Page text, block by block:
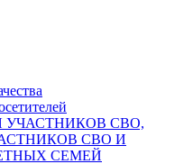
УЧАСТНИКОВ СВО,
СВО И
СЕМЕЙ